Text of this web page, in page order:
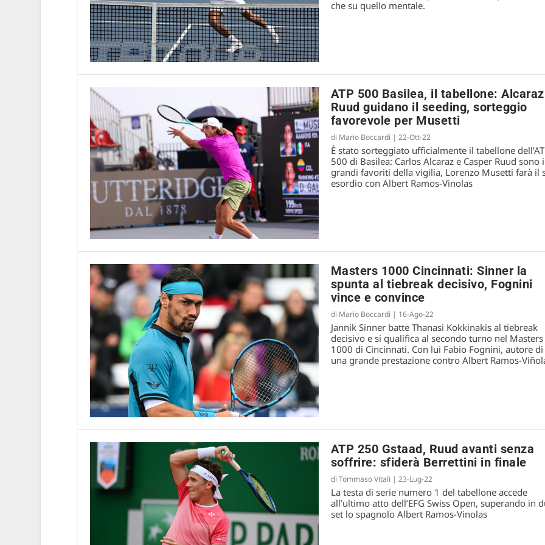
che su quello mentale.
ATP 500 Basilea, il tabellone:
Ruud guidano il seeding, sorteggio
favorevole per Musetti
di Mario Boccardi | 22-Ott-22
È stato sorteggiato ufficialmente il tabellone
500 di Basilea: Carlos Alcaraz e Casper Ruud sono i
grandi favoriti della vigilia, Lorenzo Musetti farà il
esordio con Albert Ramos-Vinolas
Masters 1000 Cincinnati: Sinner la
spunta al tiebreak decisivo, Fognini
vince e convince
di Mario Boccardi | 16-Ago-22
Jannik Sinner batte Thanasi Kokkinakis al tiebreak
decisivo e si qualifica al secondo turno nel Masters
1000 di Cincinnati. Con lui Fabio Fognini, autore di
una grande prestazione contro Albert Ramos-
ATP 250 Gstaad, Ruud avanti senza
soffrire: sfiderà Berrettini in finale
di Tommaso Vitali | 23-Lug-22
La testa di serie numero 1 del tabellone accede
all’ultimo atto dell’EFG Swiss Open, superando in
set lo spagnolo Albert Ramos-Vinolas